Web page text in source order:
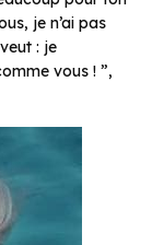
je n’ai pas
: je
vous ! ”,